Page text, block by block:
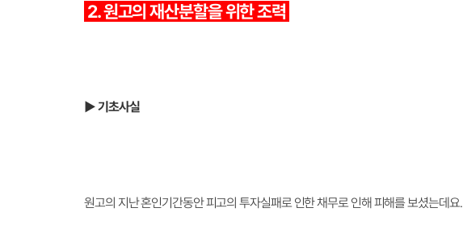
2. 원고의 재산분할을 위한 조력
▶ 기초사실
원고의 지난 혼인기간동안 피고의 투자실패로 인한 채무로 인해 피해를 보셨는데요.